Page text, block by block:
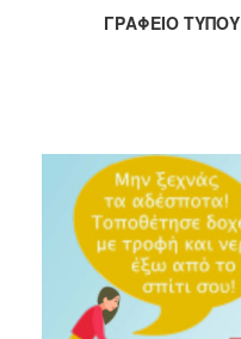
2018
2013
2012
2011
2010
2006
ΓΡΑΦΕΙΟ ΤΥΠΟΥ